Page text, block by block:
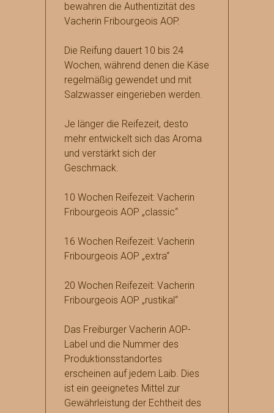
bewahren die Authentizität des
Vacherin Fribourgeois AOP.
Die Reifung dauert 10 bis 24
Wochen, während denen die Käse
regelmäßig gewendet und mit
Salzwasser eingerieben werden.
Je länger die Reifezeit, desto
mehr entwickelt sich das Aroma
und verstärkt sich der
Geschmack.
10 Wochen Reifezeit: Vacherin
Fribourgeois AOP „classic“
16 Wochen Reifezeit: Vacherin
Fribourgeois AOP „extra“
20 Wochen Reifezeit: Vacherin
Fribourgeois AOP „rustikal“
Das Freiburger Vacherin AOP-
Label und die Nummer des
Produktionsstandortes
erscheinen auf jedem Laib. Dies
ist ein geeignetes Mittel zur
Gewährleistung der Echtheit des